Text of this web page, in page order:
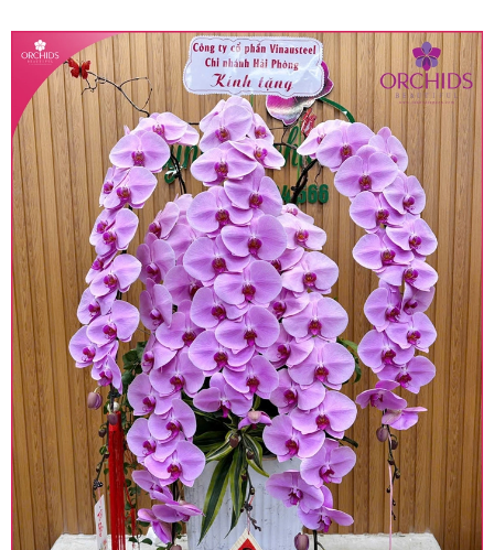
• Giá trên được miễn ship giao trong nội thành,
miễn phí in thiệp - banner theo yêu cầu khách
hàng.
• Beautiful Orchids liên kết với các cửa hàng
trên toàn quốc để phục vụ giao hoa tận nơi, mỗi
khu vực sẽ có mức giá khác nhau (tùy vào chi
phí mặt bằng, nguyên vật liệu,..) nên giá có thể sẽ
thay đổi so với giá niêm yết trên website. Khách
hàng ở Tỉnh thành khác vui lòng chủ động hỏi lại
giá trước khi đặt hàng, shop sẽ chủ động báo giá
chính xác khi có địa chỉ giao hàng cụ thể.